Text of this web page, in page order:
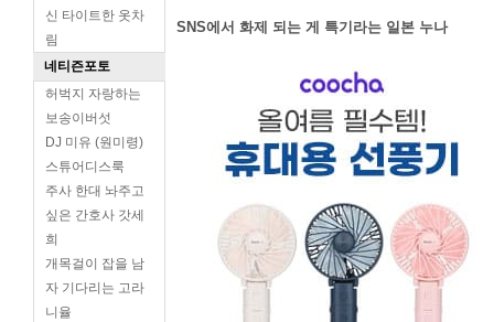
신 타이트한 옷차
림
네티즌포토
허벅지 자랑하는
보송이버섯
DJ 미유 (원미령)
스튜어디스룩
주사 한대 놔주고
싶은 간호사 갓세
희
개목걸이 잡을 남
자 기다리는 고라
니율
SNS에서 화제 되는 게 특기라는 일본 누나